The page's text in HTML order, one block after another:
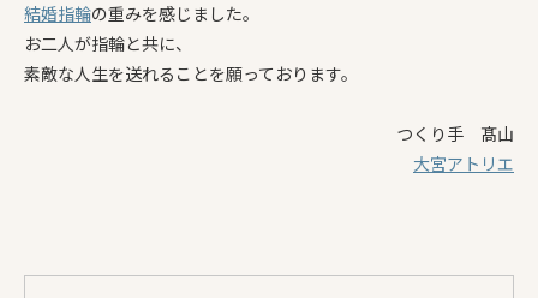
結婚指輪の重みを感じました。
お二人が指輪と共に、
素敵な人生を送れることを願っております。
つくり手 髙山
大宮アトリエ